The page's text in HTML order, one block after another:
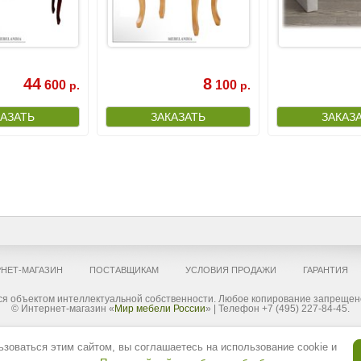
44 600 р. 8 100 р.
МАГАЗИН ПОСТАВЩИКАМ УСЛОВИЯ ПРОДАЖИ ГАРАНТИЯ
объектом интеллектуальной собственности. Любое копирование
© Интернет-магазин « Мир мебели России» | Телефон +7 (495) 227-84-45.
опубликованные на сайте, не являются публичной офертой, определяемой положениями Статьи 437(2) ГК РФ
«Mebelandia.com» вправе частично или полностью изменять комплектацию товара и продукции, условия
цвет мебели, элементы декора и рисунок, могут не соответствовать реальным, в связи с индивидуальными
этим сайтом, вы соглашаетесь на использование cookie и